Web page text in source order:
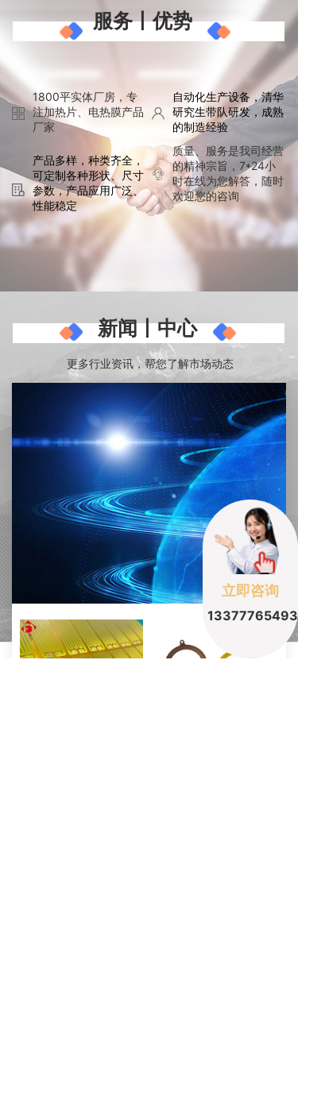
服务丨优势
1800平实体厂房，专
注加热片、电热膜产品
厂家
自动化生产设备，清华
研究生带队研发，成熟
的制造经验
产品多样，种类齐全，
可定制各种形状、尺寸
参数，产品应用广泛、
性能稳定
质量、服务是我司经营
的精神宗旨，7*24小
时在线为您解答，随时
欢迎您的咨询
新闻丨中心
更多行业资讯，帮您了解市场动态
立即咨询
13377765493